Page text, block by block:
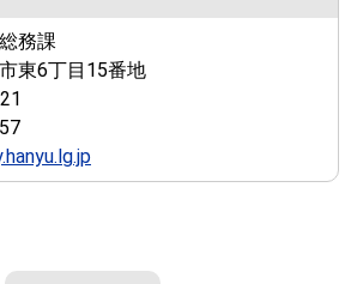
務課
東6丁目15番地